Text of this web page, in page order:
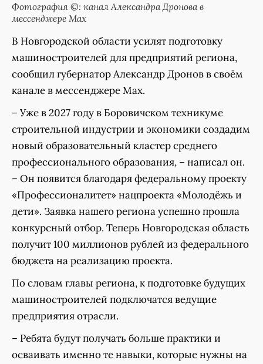
Фотография ©: канал Александра Дронова в
мессенджере Мах
В Новгородской области усилят подготовку
машиностроителей для предприятий региона,
сообщил губернатор Александр Дронов в своём
канале в мессенджере Max.
– Уже в 2027 году в Боровичском техникуме
строительной индустрии и экономики создадим
новый образовательный кластер среднего
профессионального образования, – написал он.
– Он появится благодаря федеральному проекту
«Профессионалитет» нацпроекта «Молодёжь и
дети». Заявка нашего региона успешно прошла
конкурсный отбор. Теперь Новгородская область
получит 100 миллионов рублей из федерального
бюджета на реализацию проекта.
По словам главы региона, к подготовке будущих
машиностроителей подключатся ведущие
предприятия отрасли.
– Ребята будут получать больше практики и
осваивать именно те навыки, которые нужны на